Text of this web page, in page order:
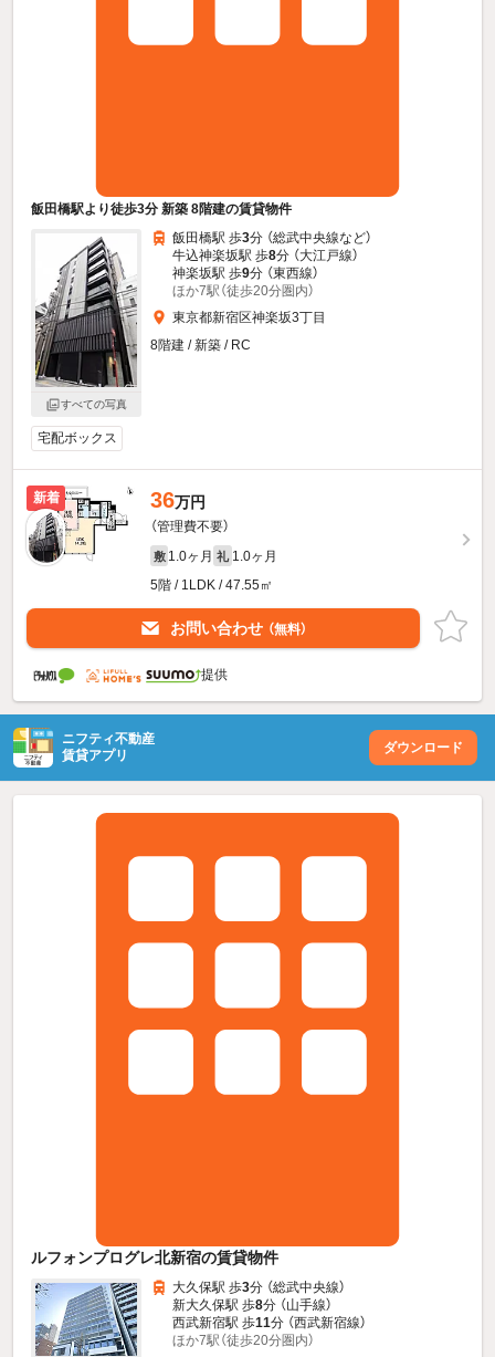
飯田橋駅より徒歩3分 新築 8階建の賃貸物件
すべての写真
飯田橋駅 歩3分 （総武中央線など）
牛込神楽坂駅 歩8分 （大江戸線）
神楽坂駅 歩9分 （東西線）
ほか7駅（徒歩20分圏内）
東京都新宿区神楽坂3丁目
8階建 / 新築 / RC
宅配ボックス
新着 36万円
（管理費不要）
敷 1.0ヶ月 礼 1.0ヶ月
5階 / 1LDK / 47.55㎡
お問い合わせ （無料）
提供
ニフティ不動産
賃貸アプリ
ダウンロード
ルフォンプログレ北新宿の賃貸物件
大久保駅 歩3分 （総武中央線）
新大久保駅 歩8分 （山手線）
西武新宿駅 歩11分 （西武新宿線）
ほか7駅（徒歩20分圏内）